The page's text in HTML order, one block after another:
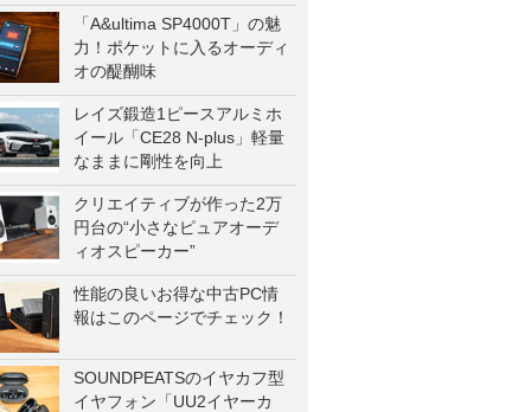
「A&ultima SP4000T」の魅
力！ポケットに入るオーディ
オの醍醐味
レイズ鍛造1ピースアルミホ
イール「CE28 N-plus」軽量
なままに剛性を向上
クリエイティブが作った2万
円台の“小さなピュアオーデ
ィオスピーカー”
性能の良いお得な中古PC情
報はこのページでチェック！
SOUNDPEATSのイヤカフ型
イヤフォン「UU2イヤーカ